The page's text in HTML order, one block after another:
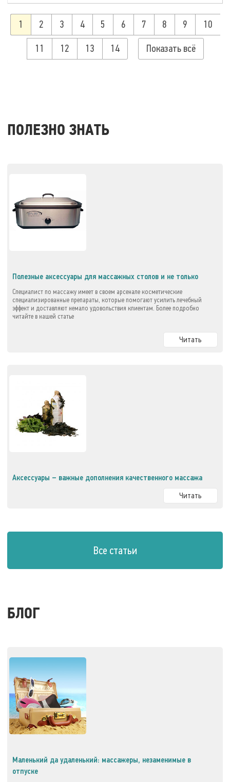
1 2 3 4 5 6 7 8 9 10
11 12 13 14 Показать всё
ПОЛЕЗНО ЗНАТЬ
Полезные аксессуары для массажных столов и не только
Специалист по массажу имеет в своем арсенале косметические
специализированные препараты, которые помогают усилить лечебный
эффект и доставляют немало удовольствия клиентам. Более подробно
читайте в нашей статье
Читать
Аксессуары – важные дополнения качественного массажа
Читать
Все статьи
БЛОГ
Маленький да удаленький: массажеры, незаменимые в
отпуске